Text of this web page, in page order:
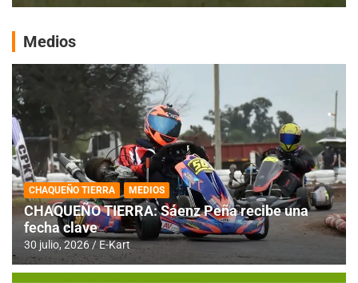
Medios
CHAQUEÑO TIERRA MEDIOS
CHAQUEÑO TIERRA: Sáenz Peña recibe una
fecha clave
30 julio, 2026 E-Kart